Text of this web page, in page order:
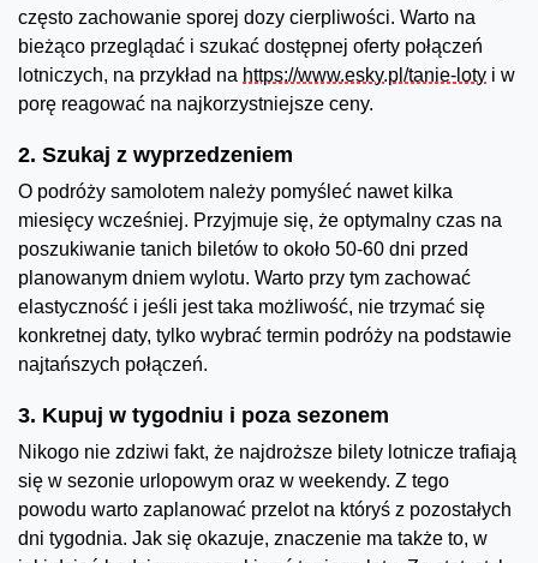
często zachowanie sporej dozy cierpliwości. Warto na
bieżąco przeglądać i szukać dostępnej oferty połączeń
lotniczych, na przykład na https://www.esky.pl/tanie-loty i w
porę reagować na najkorzystniejsze ceny.
2. Szukaj z wyprzedzeniem
O podróży samolotem należy pomyśleć nawet kilka
miesięcy wcześniej. Przyjmuje się, że optymalny czas na
poszukiwanie tanich biletów to około 50-60 dni przed
planowanym dniem wylotu. Warto przy tym zachować
elastyczność i jeśli jest taka możliwość, nie trzymać się
konkretnej daty, tylko wybrać termin podróży na podstawie
najtańszych połączeń.
3. Kupuj w tygodniu i poza sezonem
Nikogo nie zdziwi fakt, że najdroższe bilety lotnicze trafiają
się w sezonie urlopowym oraz w weekendy. Z tego
powodu warto zaplanować przelot na któryś z pozostałych
dni tygodnia. Jak się okazuje, znaczenie ma także to, w